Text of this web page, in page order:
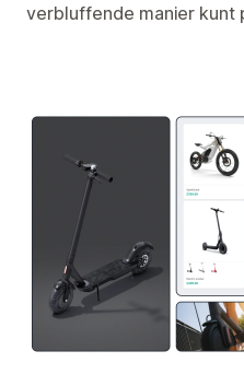
verbluffende manier kunt